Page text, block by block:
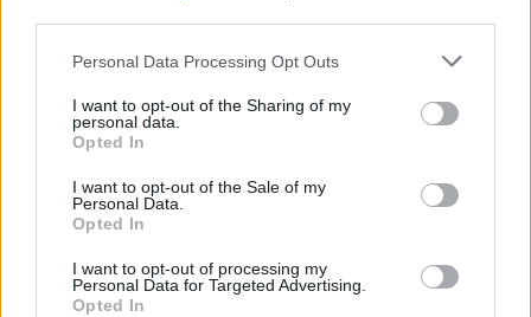
Personal Data Processing Opt Outs
I want to opt-out of the Sharing of my
personal data.
Opted In
I want to opt-out of the Sale of my
Personal Data.
Opted In
I want to opt-out of processing my
Personal Data for Targeted Advertising.
Opted In
apskritai atidarys čempionato kovas ir
rugpjūčio 27 dieną rungtynes pradės 13.30
val. mūšiu su Didžiąja Britanija.
Po to lietuviai rugpjūčio 29 d. (penktadienis)
nuo 16.30 val. galinėsis su Juodkalnija, o
rugpjūčio 30 d. (šeštadienis) – nuo 13.30 val.